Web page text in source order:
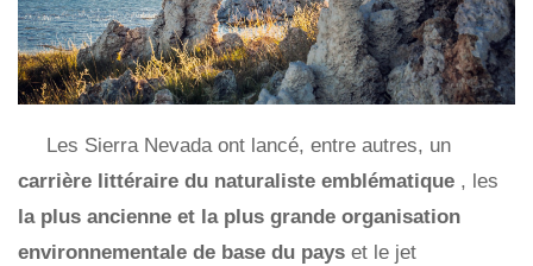
Les Sierra Nevada ont lancé, entre autres, un
carrière littéraire du naturaliste emblématique , les
la plus ancienne et la plus grande organisation
environnementale de base du pays et le jet